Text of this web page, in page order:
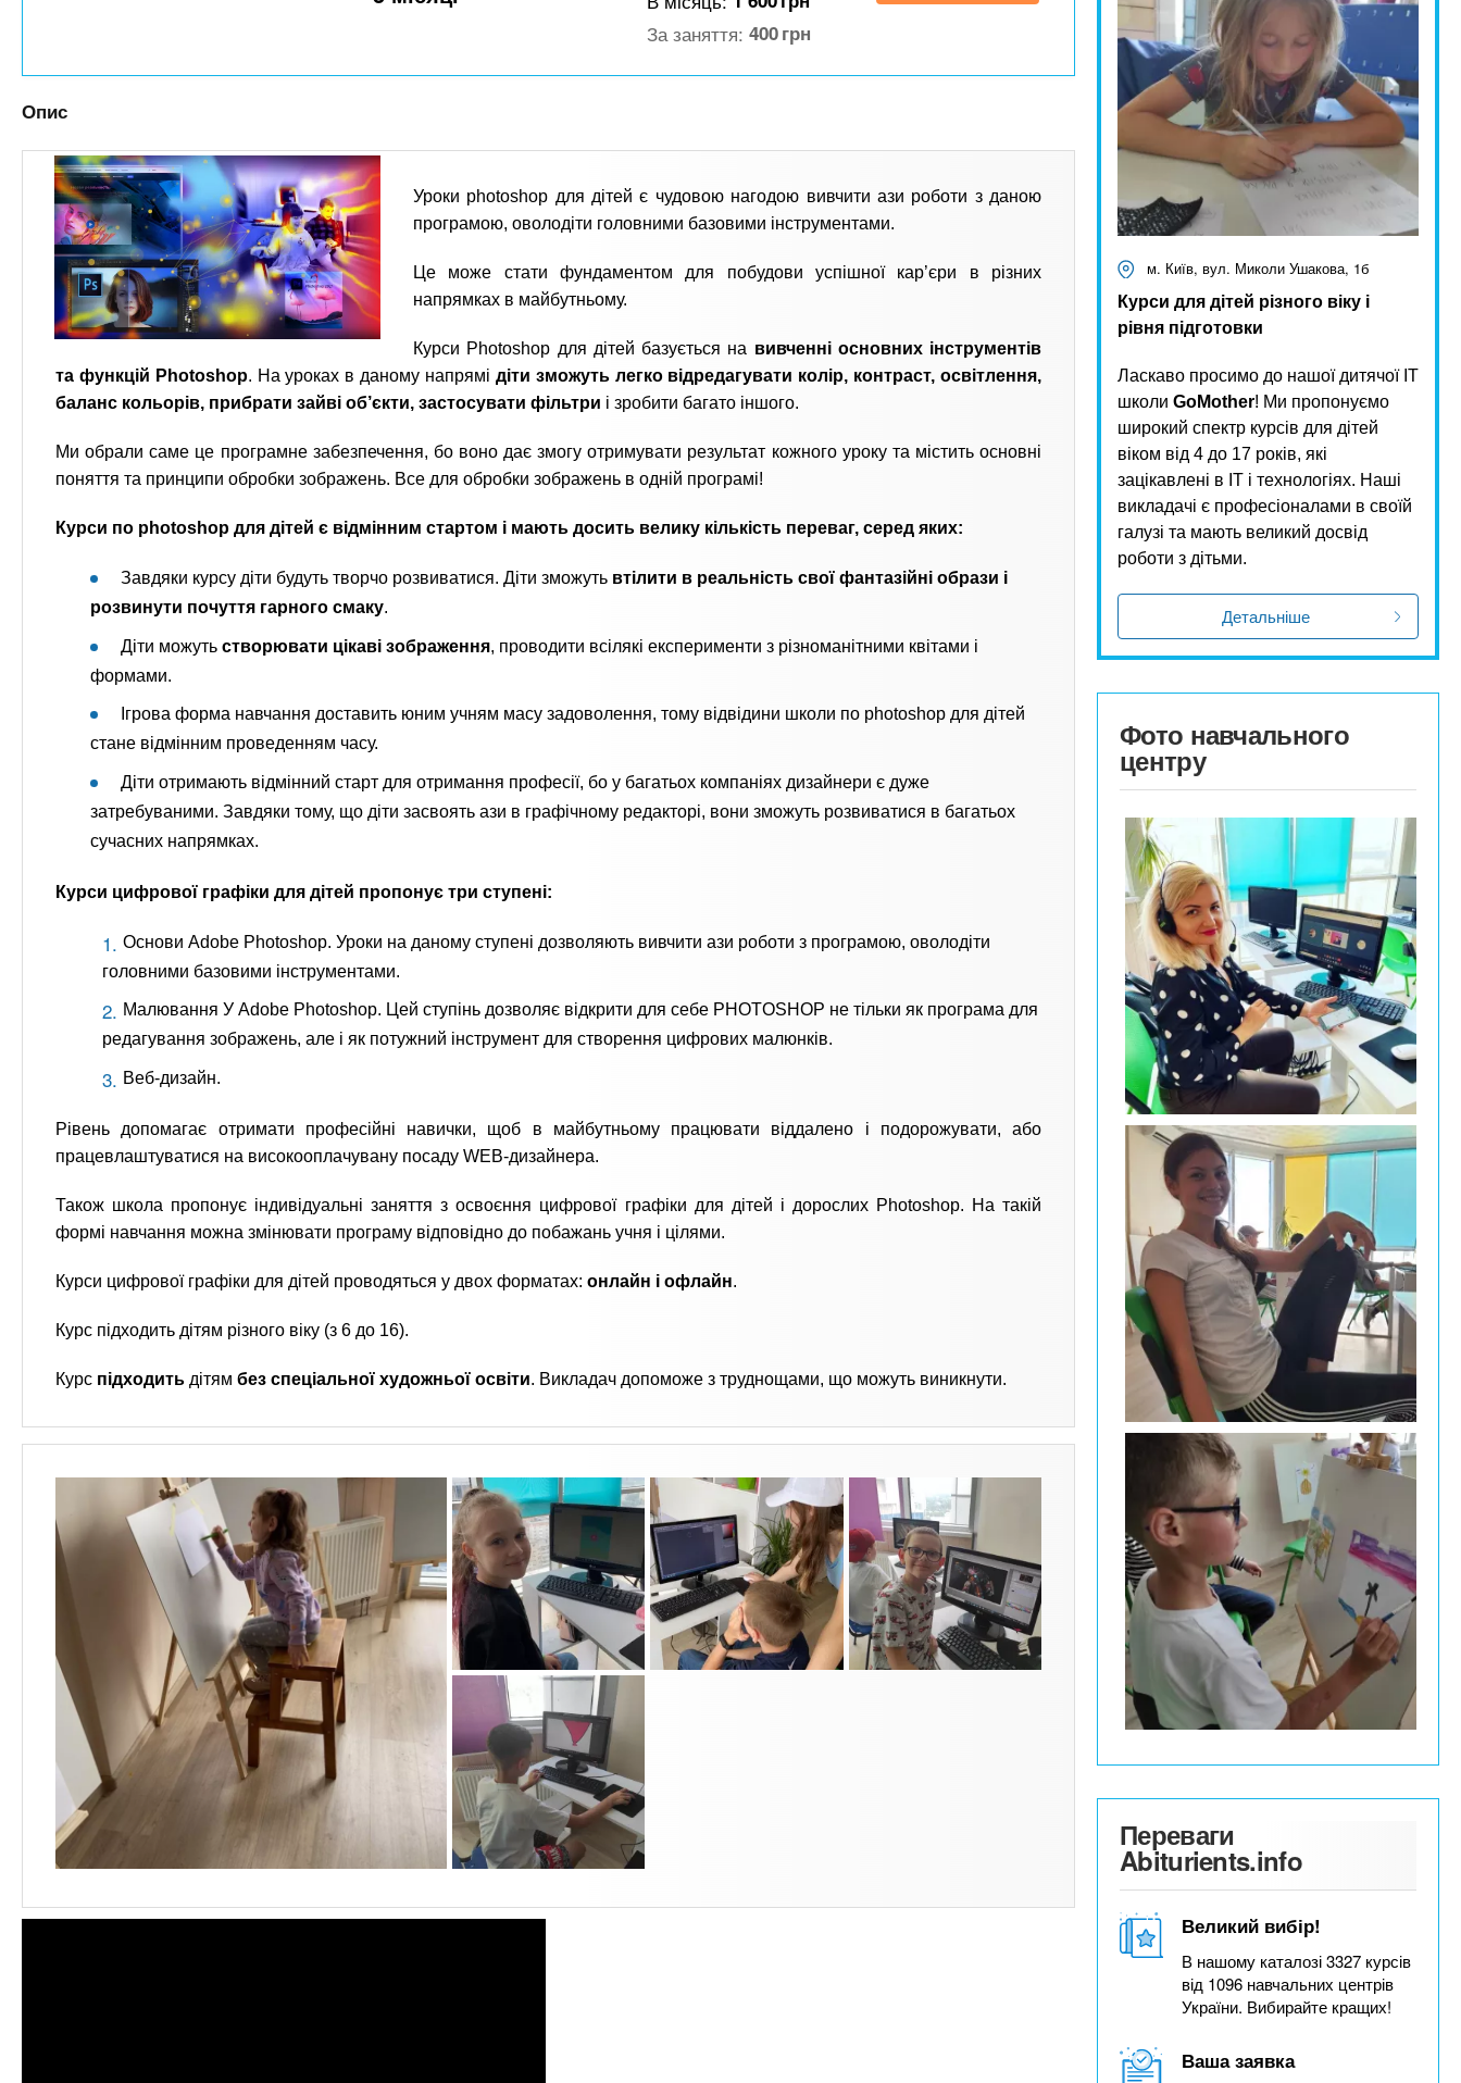
t
s
n
o
з
а
За заняття: 400грн
Опис
Уроки photoshop для дітей є чудовою нагодою вивчити ази роботи з даною
програмою, оволодіти головними базовими інструментами.
Це може стати фундаментом для побудови успішної кар’єри в різних
напрямках в майбутньому.
Курси Photoshop для дітей базується на вивченні основних інструментів
та функцій Photoshop. На уроках в даному напрямі діти зможуть легко відредагувати колір, контраст, освітлення,
баланс кольорів, прибрати зайві об’єкти, застосувати фільтри і зробити багато іншого.
Ми обрали саме це програмне забезпечення, бо воно дає змогу отримувати результат кожного уроку та містить основні
поняття та принципи обробки зображень. Все для обробки зображень в одній програмі!
Курси по photoshop для дітей є відмінним стартом і мають досить велику кількість переваг, серед яких:
Завдяки курсу діти будуть творчо розвиватися. Діти зможуть втілити в реальність свої фантазійні образи і
розвинути почуття гарного смаку.
Діти можуть створювати цікаві зображення, проводити всілякі експерименти з різноманітними квітами і
формами.
Ігрова форма навчання доставить юним учням масу задоволення, тому відвідини школи по photoshop для дітей
стане відмінним проведенням часу.
Діти отримають відмінний старт для отримання професії, бо у багатьох компаніях дизайнери є дуже
затребуваними. Завдяки тому, що діти засвоять ази в графічному редакторі, вони зможуть розвиватися в багатьох
сучасних напрямках.
Курси цифрової графіки для дітей пропонує три ступені:
Основи Adobe Photoshop. Уроки на даному ступені дозволяють вивчити ази роботи з програмою, оволодіти
головними базовими інструментами.
Малювання У Adobe Photoshop. Цей ступінь дозволяє відкрити для себе PHOTOSHOP не тільки як програма для
редагування зображень, але і як потужний інструмент для створення цифрових малюнків.
Веб-дизайн.
Рівень допомагає отримати професійні навички, щоб в майбутньому працювати віддалено і подорожувати, або
працевлаштуватися на високооплачувану посаду WEB-дизайнера.
Також школа пропонує індивідуальні заняття з освоєння цифрової графіки для дітей і дорослих Photoshop. На такій
формі навчання можна змінювати програму відповідно до побажань учня і цілями.
Курси цифрової графіки для дітей проводяться у двох форматах: онлайн і офлайн.
Курс підходить дітям різного віку (з 6 до 16).
Курс підходить дітям без спеціальної художньої освіти. Викладач допоможе з труднощами, що можуть виникнути.
м. Київ, вул. Миколи Ушакова, 1б
Курси для дітей різного віку і
рівня підготовки
Ласкаво просимо до нашої дитячої IT
школи GoMother! Ми пропонуємо
широкий спектр курсів для дітей
віком від 4 до 17 років, які
зацікавлені в IT і технологіях. Наші
викладачі є професіоналами в своїй
галузі та мають великий досвід
роботи з дітьми.
Детальніше
Фото навчального
центру
Переваги
Abiturients.info
Великий вибір!
В нашому каталозі 3327 курсів
від 1096 навчальних центрів
України. Вибирайте кращих!
Ваша заявка